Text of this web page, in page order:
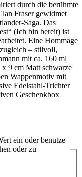
durch die berühmte
Fraser gewidmet
Saga. Das
(Ich bin bereit) ist
Eine Hommage
– stilvoll,
mit ca. 160 ml
x 9 cm Matt schwarze
Wappenmotiv mit
Edelstahl-Trichter
Geschenkbox
ein oder benutze
oder zu